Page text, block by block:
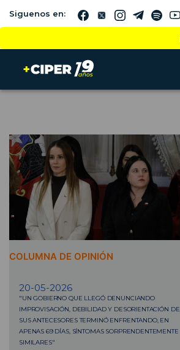
Siguenos en:
COLUMNA DE OPINIÓN
20-05-2026
"UN GOBIERNO QUE LLEGÓ DENUNCIANDO
IMPROVISACIÓN, DEBILIDAD Y DESORIENTACIÓN DE
SUS ANTECESORES TERMINÓ ENFRENTANDO, EN
APENAS 69 DÍAS, SÍNTOMAS SORPRENDENTEMENTE
SIMILARES"